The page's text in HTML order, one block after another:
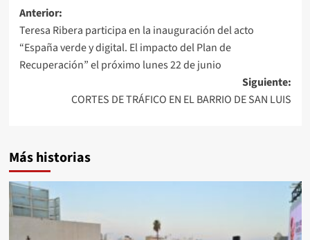
Navegación
de
entradas
Anterior:
Teresa Ribera participa en la inauguración del acto
“España verde y digital. El impacto del Plan de
Recuperación” el próximo lunes 22 de junio
Siguiente:
CORTES DE TRÁFICO EN EL BARRIO DE SAN LUIS
Más historias